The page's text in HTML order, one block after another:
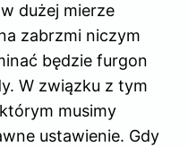
dużej mierze
zabrzmi niczym
będzie furgon
W związku z tym
musimy
ustawienie. Gdy